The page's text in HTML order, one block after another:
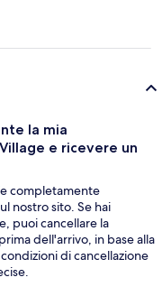
la mia
e ricevere un
completamente
nostro sito. Se hai
puoi cancellare la
dell'arrivo, in base alla
di cancellazione